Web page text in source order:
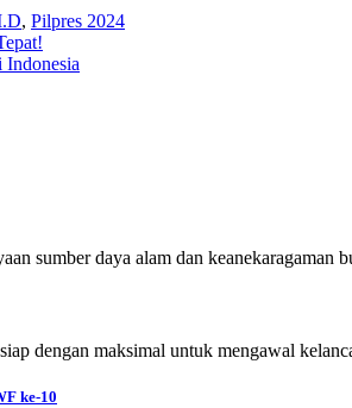
, Pilpres 2024
sumber daya alam dan keanekaragaman
dengan maksimal untuk mengawal
ke-10